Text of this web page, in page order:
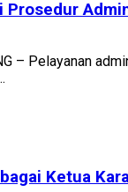
Prosedur
– Pelayanan
Ketua